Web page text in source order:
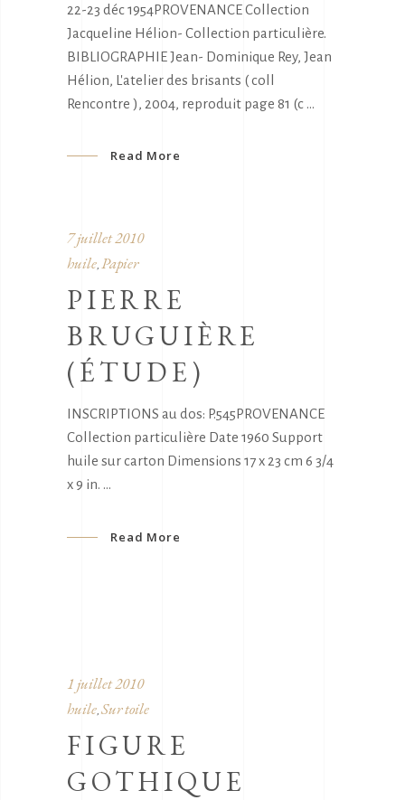
22-23 déc 1954PROVENANCE Collection
Jacqueline Hélion- Collection particulière.
BIBLIOGRAPHIE Jean- Dominique Rey, Jean
Hélion, L'atelier des brisants ( coll
Rencontre ), 2004, reproduit page 81 (c
Read More
7 juillet 2010
huile, Papier
PIERRE
BRUGUIÈRE
(ÉTUDE)
INSCRIPTIONS au dos: P.545PROVENANCE
Collection particulière Date 1960 Support
huile sur carton Dimensions 17 x 23 cm 6 3/4
x 9 in.
Read More
1 juillet 2010
huile, Sur toile
FIGURE
GOTHIQUE